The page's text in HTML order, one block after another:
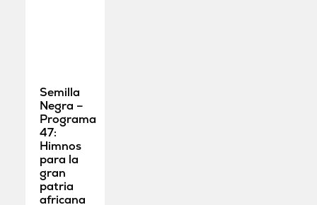
Semilla
Negra –
Programa
47:
Himnos
para la
gran
patria
africana